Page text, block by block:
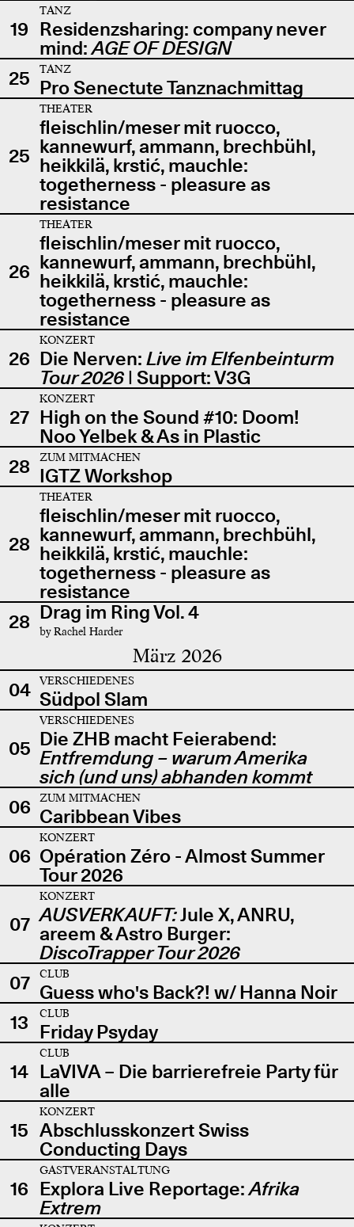
19
TANZ
Residenzsharing: company never
mind:AGE OF DESIGN
25
TANZ
Pro Senectute Tanznachmittag
25
THEATER
fleischlin/meser mit ruocco,
kannewurf, ammann, brechbühl,
heikkilä, krstić, mauchle:
togetherness - pleasure as
resistance
26
THEATER
fleischlin/meser mit ruocco,
kannewurf, ammann, brechbühl,
heikkilä, krstić, mauchle:
togetherness - pleasure as
resistance
26
KONZERT
Die Nerven: Live im Elfenbeinturm
Tour 2026| Support: V3G
27
KONZERT
High on the Sound #10: Doom!
Noo Yelbek & As in Plastic
28
ZUM MITMACHEN
IGTZ Workshop
28
THEATER
fleischlin/meser mit ruocco,
kannewurf, ammann, brechbühl,
heikkilä, krstić, mauchle:
togetherness - pleasure as
resistance
28 Drag im Ring Vol. 4
by Rachel Harder
März 2026
04 VERSCHIEDENES
Südpol Slam
05
VERSCHIEDENES
Die ZHB macht Feierabend:
Entfremdung – warum Amerika
sich (und uns) abhanden kommt
06
ZUM MITMACHEN
Caribbean Vibes
06
KONZERT
Opération Zéro - Almost Summer
Tour 2026
07
KONZERT
AUSVERKAUFT:Jule X, ANRU,
areem & Astro Burger:
DiscoTrapper Tour 2026
07
CLUB
Guess who's Back?! w/ Hanna Noir
13
CLUB
Friday Psyday
14
CLUB
LaVIVA – Die barrierefreie Party für
alle
15
KONZERT
Abschlusskonzert Swiss
Conducting Days
16
GASTVERANSTALTUNG
Explora Live Reportage:Afrika
Extrem